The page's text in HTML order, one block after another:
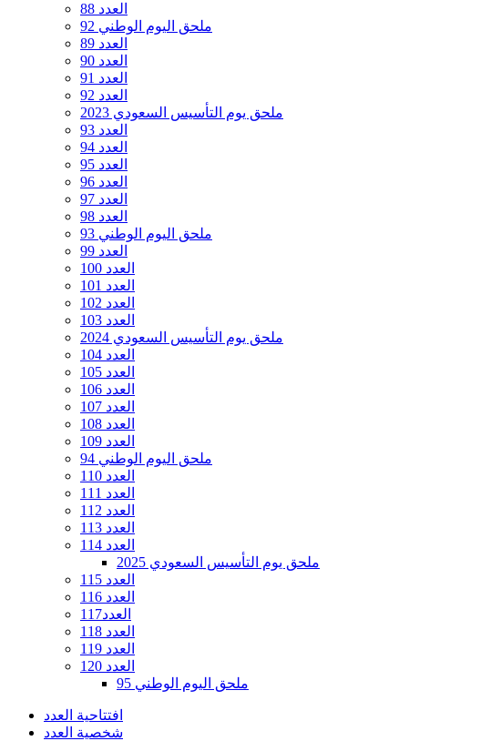
العدد 88
ملحق اليوم الوطني 92
العدد 89
العدد 90
العدد 91
العدد 92
ملحق يوم التأسيس السعودي 2023
العدد 93
العدد 94
العدد 95
العدد 96
العدد 97
العدد 98
ملحق اليوم الوطني 93
العدد 99
العدد 100
العدد 101
العدد 102
العدد 103
ملحق يوم التأسيس السعودي 2024
العدد 104
العدد 105
العدد 106
العدد 107
العدد 108
العدد 109
ملحق اليوم الوطني 94
العدد 110
العدد 111
العدد 112
العدد 113
العدد 114
ملحق يوم التأسيس السعودي 2025
العدد 115
العدد 116
العدد117
العدد 118
العدد 119
العدد 120
ملحق اليوم الوطني 95
افتتاحية العدد
شخصية العدد